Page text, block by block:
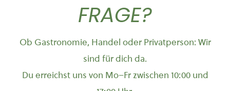
FRAGE?
Ob Gastronomie, Handel oder Privatperson: Wir
sind für dich da.
Du erreichst uns von Mo–Fr zwischen 10:00 und